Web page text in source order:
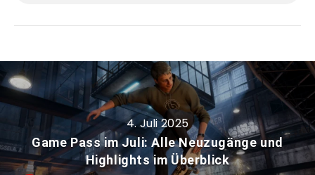
4. Juli 2025
Game Pass im Juli: Alle Neuzugänge und
Highlights im Überblick